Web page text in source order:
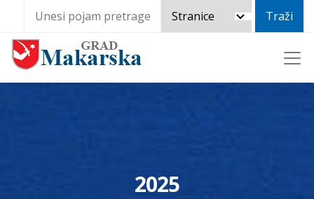
2025